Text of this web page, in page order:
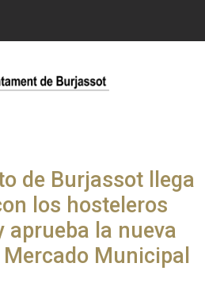
de Burjassot llega
los hosteleros
aprueba la nueva
Municipal